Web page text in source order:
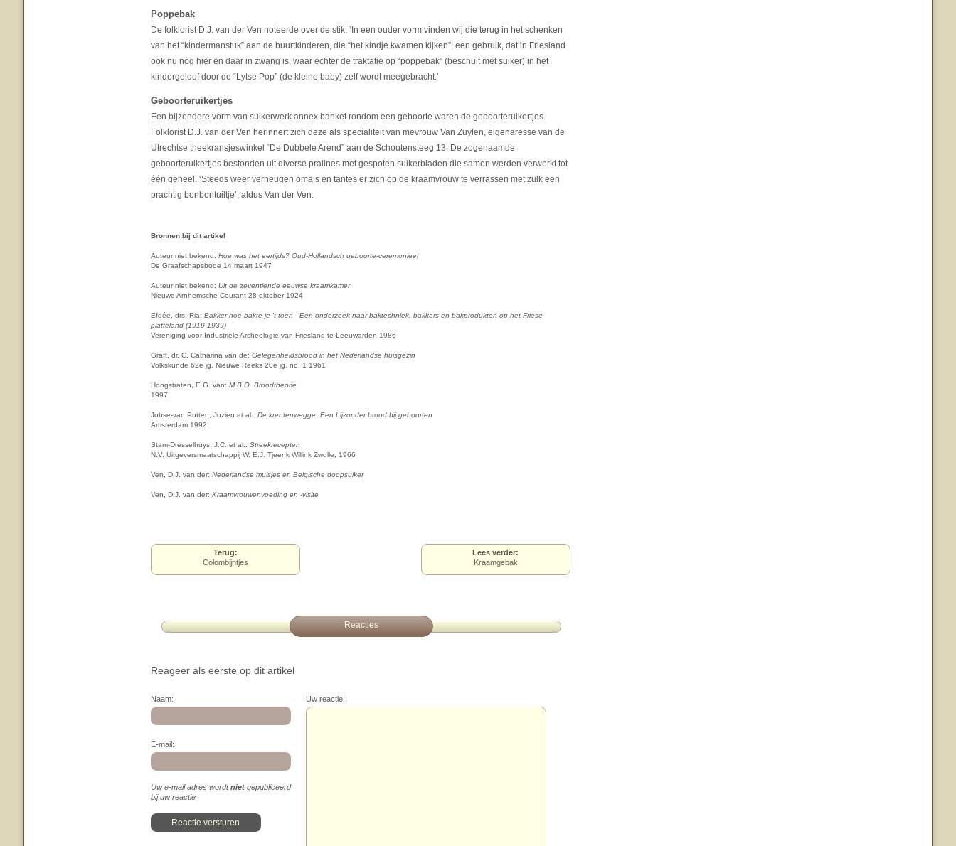
Poppebak
De folklorist D.J. van der Ven noteerde over de stik: ‘In een ouder vorm vinden wij die terug in het schenken
van het “kindermanstuk” aan de buurtkinderen, die “het kindje kwamen kijken”, een gebruik, dat in Friesland
ook nu nog hier en daar in zwang is, waar echter de traktatie op “poppebak” (beschuit met suiker) in het
kindergeloof door de “Lytse Pop” (de kleine baby) zelf wordt meegebracht.’
Geboorteruikertjes
Een bijzondere vorm van suikerwerk annex banket rondom een geboorte waren de geboorteruikertjes.
Folklorist D.J. van der Ven herinnert zich deze als specialiteit van mevrouw Van Zuylen, eigenaresse van de
Utrechtse theekransjeswinkel “De Dubbele Arend” aan de Schoutensteeg 13. De zogenaamde
geboorteruikertjes bestonden uit diverse pralines met gespoten suikerbladen die samen werden verwerkt tot
één geheel. ‘Steeds weer verheugen oma’s en tantes er zich op de kraamvrouw te verrassen met zulk een
prachtig bonbontuiltje’, aldus Van der Ven.
Bronnen bij dit artikel
Auteur niet bekend: Hoe was het eertijds? Oud-Hollandsch geboorte-ceremonieel
De Graafschapsbode 14 maart 1947
Auteur niet bekend: Uit de zeventiende eeuwse kraamkamer
Nieuwe Arnhemsche Courant 28 oktober 1924
Efdée, drs. Ria: Bakker hoe bakte je 't toen - Een onderzoek naar baktechniek, bakkers en bakprodukten op het Friese
platteland (1919-1939)
Vereniging voor Industriële Archeologie van Friesland te Leeuwarden 1986
Graft, dr. C. Catharina van de: Gelegenheidsbrood in het Nederlandse huisgezin
Volkskunde 62e jg. Nieuwe Reeks 20e jg. no. 1 1961
Hoogstraten, E.G. van: M.B.O. Broodtheorie
1997
Jobse-van Putten, Jozien et al.: De krentenwegge. Een bijzonder brood bij geboorten
Amsterdam 1992
Stam-Dresselhuys, J.C. et al.: Streekrecepten
N.V. Uitgeversmaatschappij W. E.J. Tjeenk Willink Zwolle, 1966
Ven, D.J. van der: Nederlandse muisjes en Belgische doopsuiker
Ven, D.J. van der: Kraamvrouwenvoeding en -visite
Terug:
Colombijntjes
Lees verder:
Kraamgebak
Reacties
Reageer als eerste op dit artikel
Naam:
E-mail:
Uw e-mail adres wordtnietgepubliceerd
bij uw reactie
Uw reactie: